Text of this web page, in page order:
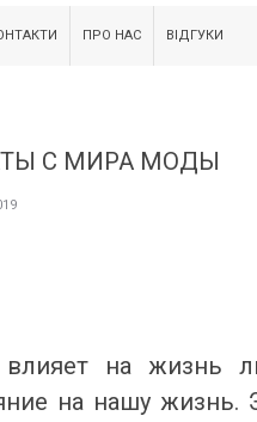
ПРО НАС ВІДГУКИ
С МИРА МОДЫ
на жизнь
на нашу